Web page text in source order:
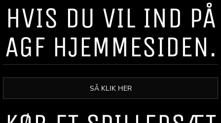
HVIS DU VIL IND PÅ
AGF HJEMMESIDEN.
SÅ KLIK HER